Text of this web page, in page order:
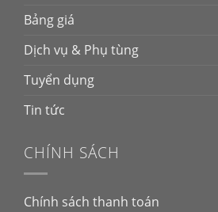
Bảng giá
Dịch vụ & Phụ tùng
Tuyển dụng
Tin tức
CHÍNH SÁCH
Chính sách thanh toán